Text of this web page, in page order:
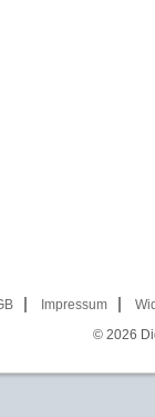
Impressum
© 2026